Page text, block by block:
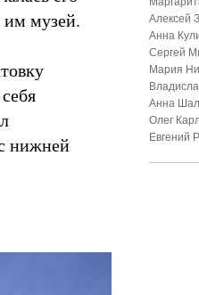
им музей.
нижней
Алексей
Анна
Сергей
Мария
Анна
Олег
Евгений